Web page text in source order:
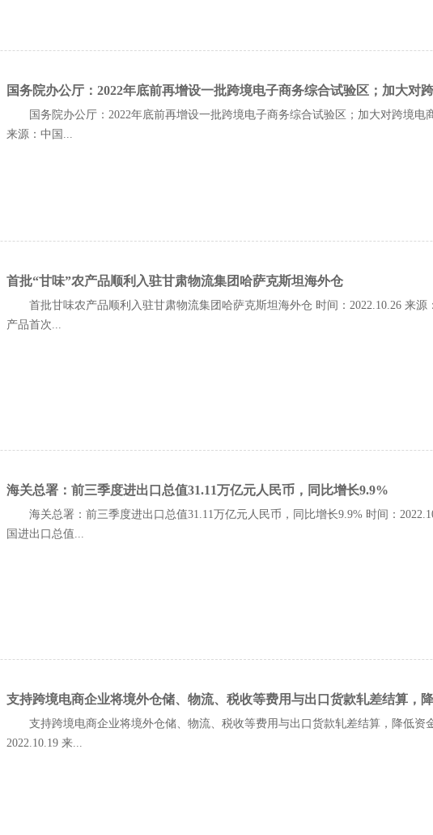
国务院办公厅：2022年底前再增设一批跨境电子商务综合试验区；加大对
国务院办公厅：2022年底前再增设一批跨境电子商务综合试验区；加大对跨境电
来源：中国...
首批“甘味”农产品顺利入驻甘肃物流集团哈萨克斯坦海外仓
首批甘味农产品顺利入驻甘肃物流集团哈萨克斯坦海外仓 时间：2022.10.26 来
产品首次...
海关总署：前三季度进出口总值31.11万亿元人民币，同比增长9.9%
海关总署：前三季度进出口总值31.11万亿元人民币，同比增长9.9% 时间：
国进出口总值...
支持跨境电商企业将境外仓储、物流、税收等费用与出口货款轧差结算，
支持跨境电商企业将境外仓储、物流、税收等费用与出口货款轧差结算，降低资
2022.10.19 来...